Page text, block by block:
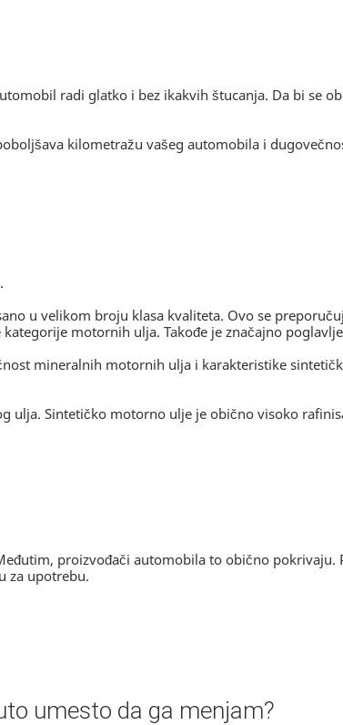
radi glatko i bez ikakvih štucanja. Da bi se
kilometražu vašeg automobila i
u velikom broju klasa kvaliteta. Ovo se
motornih ulja. Takođe je značajno
mineralnih motornih ulja i karakteristike
Sintetičko motorno ulje je obično visoko
proizvođači automobila to obično pokrivaju.
za upotrebu.
umesto da ga menjam?